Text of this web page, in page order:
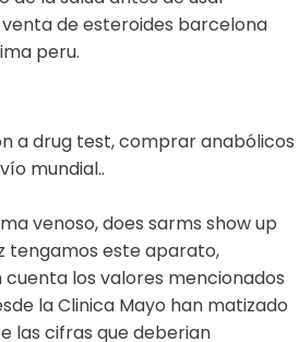
de esteroides barcelona
peru.
a drug test, comprar anabólicos
mundial..
venoso, does sarms show up
tengamos este aparato,
los valores mencionados
la Clinica Mayo han matizado
las cifras que deberian